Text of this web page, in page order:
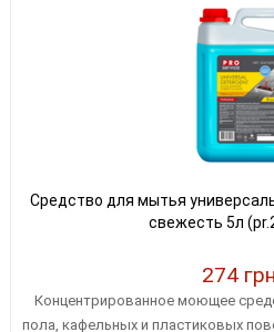
Средство для мытья
свежесть 5л
274 грн
Концентрированное моющее
пола, кафельных и пластиковых